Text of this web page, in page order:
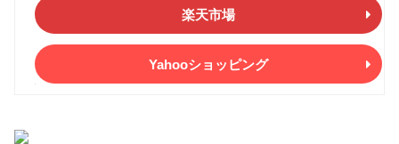
楽天市場
Yahooショッピング